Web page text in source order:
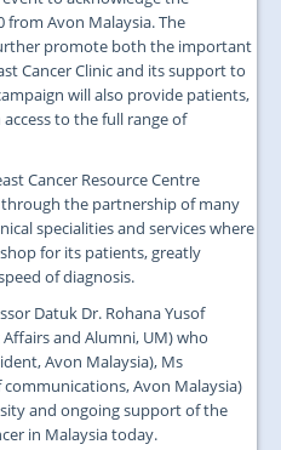
from Avon Malaysia. The
promote both the important
Cancer Clinic and its support to
will also provide patients,
to the full range of
Cancer Resource Centre
through the partnership of many
specialities and services where
for its patients, greatly
of diagnosis.
Datuk Dr. Rohana Yusof
and Alumni, UM) who
Avon Malaysia), Ms
Avon Malaysia)
and ongoing support of the
in Malaysia today.